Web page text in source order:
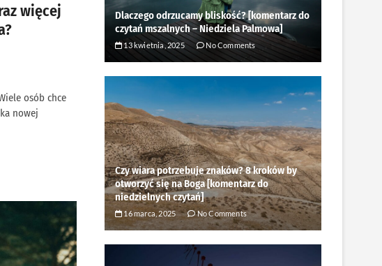
więcej
osób chce
nowej
Dlaczego odrzucamy bliskość? [komentarz do
czytań mszalnych – Niedziela Palmowa]
13 kwietnia, 2025 No Comments
Czy wiara potrzebuje znaków? 8 kroków by
otworzyć się na Boga [komentarz do
niedzielnych czytań]
16 marca, 2025 No Comments